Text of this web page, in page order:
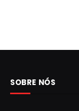
SOBRE NÓS